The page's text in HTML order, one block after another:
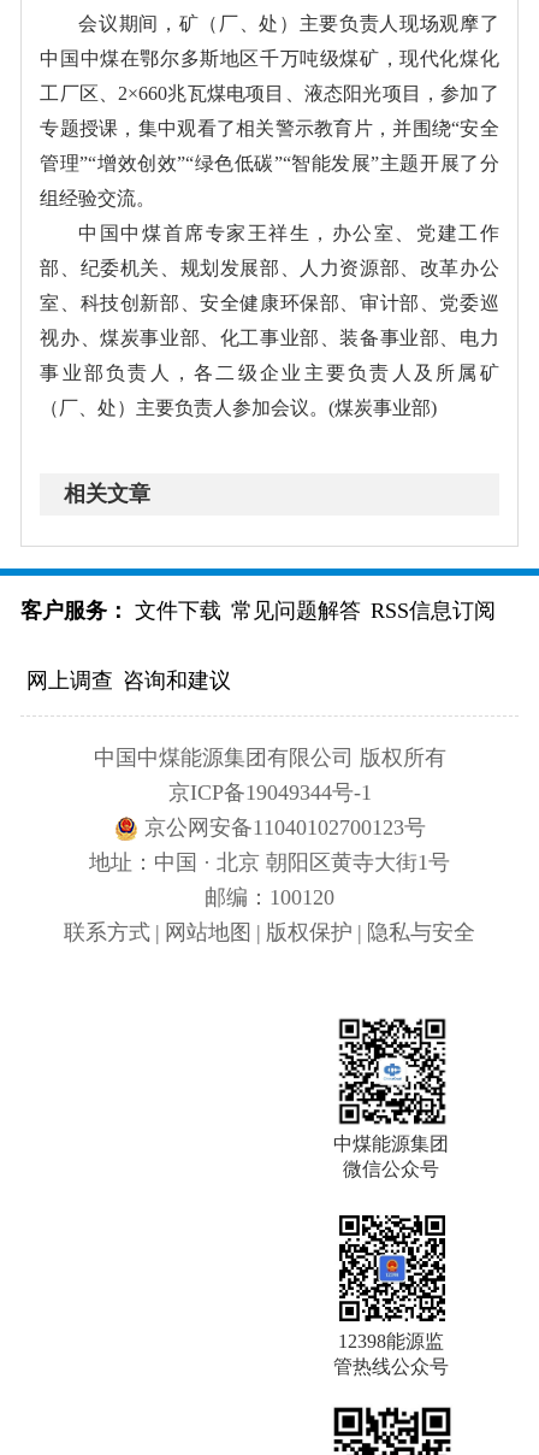
会议期间，矿（厂、处）主要负责人现场观摩了
中国中煤在鄂尔多斯地区千万吨级煤矿，现代化煤化
工厂区、2×660兆瓦煤电项目、液态阳光项目，参加了
专题授课，集中观看了相关警示教育片，并围绕“安全
管理”“增效创效”“绿色低碳”“智能发展”主题开展了分
组经验交流。
中国中煤首席专家王祥生，办公室、党建工作
部、纪委机关、规划发展部、人力资源部、改革办公
室、科技创新部、安全健康环保部、审计部、党委巡
视办、煤炭事业部、化工事业部、装备事业部、电力
事业部负责人，各二级企业主要负责人及所属矿
（厂、处）主要负责人参加会议。(煤炭事业部)
相关文章
客户服务： 文件下载 常见问题解答 RSS信息订阅
网上调查 咨询和建议
中国中煤能源集团有限公司 版权所有
京ICP备19049344号-1
京公网安备11040102700123号
地址：中国 · 北京 朝阳区黄寺大街1号
邮编：100120
联系方式 | 网站地图 | 版权保护 | 隐私与安全
中煤能源集团
微信公众号
12398能源监
管热线公众号